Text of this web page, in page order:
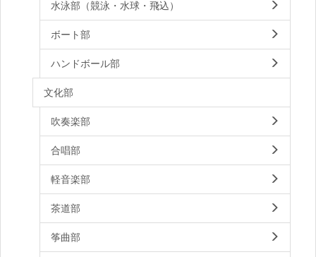
水泳部（競泳・水球・飛込）
ボート部
ハンドボール部
文化部
吹奏楽部
合唱部
軽音楽部
茶道部
筝曲部